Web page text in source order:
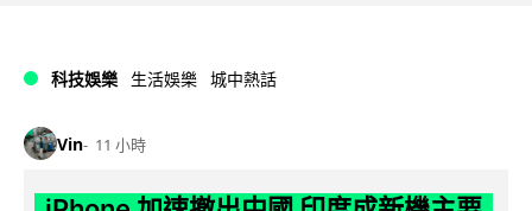
科技娛樂 生活娛樂 城中熱話
Vin 11 小時